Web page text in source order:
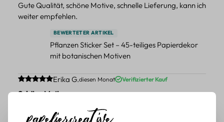
Gute Qualität, schöne Motive, schnelle Lieferung, kann ich
weiter empfehlen.
BEWERTETER ARTIKEL
Pflanzen Sticker Set – 45-teiliges Papierdekor
mit botanischen Motiven
Durchschnittliche Bewertung von 5 von 5 Sternen
Erika G.diesen Monat Verifizierter Kauf
Schöne Motive
würde sie wieder kaufen.